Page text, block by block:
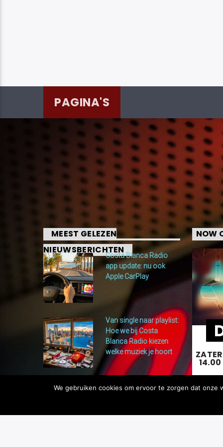
PAGINA'S
MEEST GELEZEN
NIEUWSBERICHTENCosta Blanca Radio
app update: nu ook
Apple CarPlay
Van single naar playlist:
Hoe we bij Costa
Blanca Radio kiezen
welke muziek je hoort
NOW
14.00
Je
We gebruiken cookies om ervoor te zorgen dat